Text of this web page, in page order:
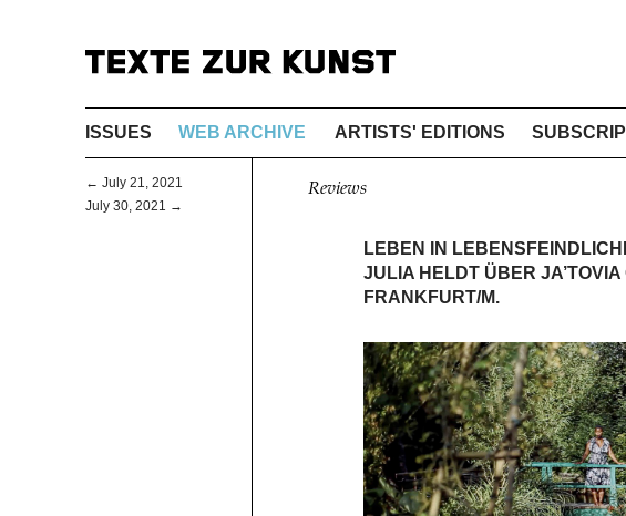
ISSUES WEB ARCHIVE ARTISTS' EDITIONS
← July 21, 2021
July 30, 2021 →
Reviews
LEBEN IN
JULIA HELDT ÜBER
FRANKFURT/M.